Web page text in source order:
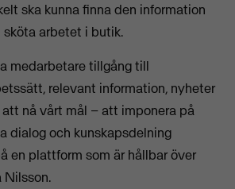
ska kunna finna den information
arbetet i butik.
medarbetare tillgång till
relevant information, nyheter
nå vårt mål – att imponera på
dialog och kunskapsdelning
en plattform som är hållbar över
Nilsson.